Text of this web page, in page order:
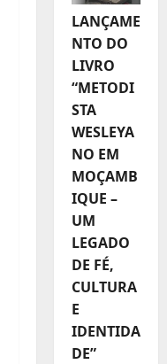
LANÇAME
NTO DO
LIVRO
“METODI
STA
WESLEYA
NO EM
MOÇAMB
IQUE –
UM
LEGADO
DE FÉ,
CULTURA
E
IDENTIDA
DE”